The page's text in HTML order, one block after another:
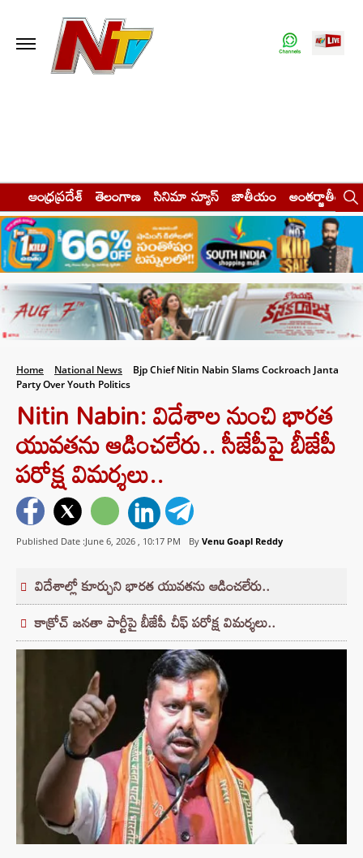
ఆంధ్రప్రదేశ్ తెలంగాణ సినిమా న్యూస్ జాతీయం అంతర్జాతీయం
Home National News
Bjp Chief Nitin Nabin Slams Cockroach Janta
Party Over Youth Politics
Nitin Nabin: విదేశాల నుంచి భారత
యువతను ఆడించలేరు.. సీజేపీపై బీజేపీ
పరోక్ష విమర్శలు..
Published Date :June 6, 2026 , 10:17 PM By Venu Goapl Reddy
విదేశాల్లో కూర్చుని భారత యువతను ఆడించలేరు..
కాక్రోచ్ జనతా పార్టీపై బీజేపీ చీఫ్ పరోక్ష విమర్శలు..